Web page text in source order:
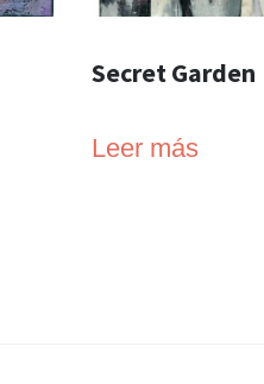
Secret Garden
Leer más